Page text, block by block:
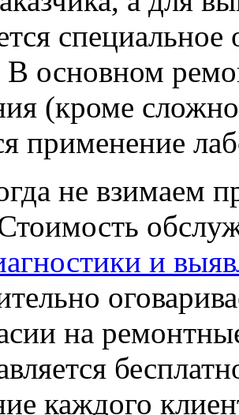
В основном
(кроме
применение
не взимаем
и
на
каждого